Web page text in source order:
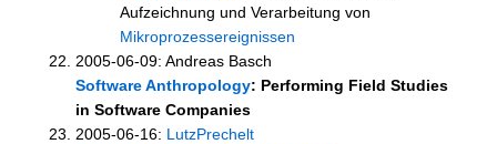
Aufzeichnung und Verarbeitung von
Mikroprozessereignissen
2005-06-09: Andreas Basch
Software Anthropology: Performing Field Studies
in Software Companies
2005-06-16: LutzPrechelt